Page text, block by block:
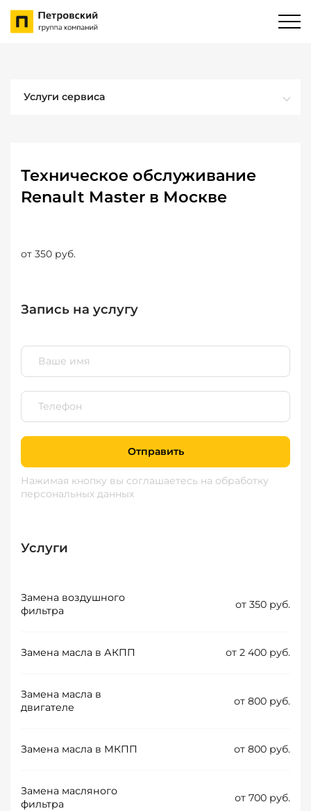
Услуги сервиса
Техническое обслуживание
Renault Master в Москве
от 350 руб.
Запись на услугу
Отправить
Нажимая кнопку вы соглашаетесь на обработку
персональных данных
Услуги
Замена воздушного
фильтра
от 350 руб.
Замена масла в АКПП от 2 400 руб.
Замена масла в
двигателе
от 800 руб.
Замена масла в МКПП от 800 руб.
Замена масляного
фильтра
от 700 руб.